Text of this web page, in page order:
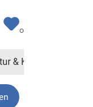
0
& Klima